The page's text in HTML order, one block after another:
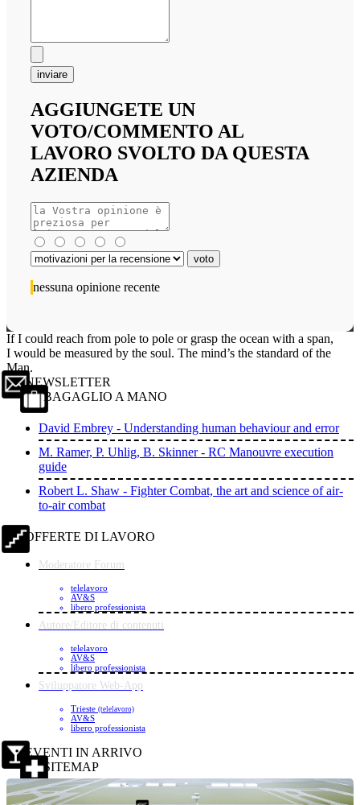
inviare
AGGIUNGETE UN
VOTO/COMMENTO AL
LAVORO SVOLTO DA QUESTA
AZIENDA
nessuna opinione recente
If I could reach from pole to pole or grasp the ocean with a span,
I would be measured by the soul. The mind’s the standard of the
Man.
NEWSLETTER
BAGAGLIO A MANO
David Embrey - Understanding human behaviour and error
M. Ramer, P. Uhlig, B. Skinner - RC Manouvre execution
guide
Robert L. Shaw - Fighter Combat, the art and science of air-
to-air combat
OFFERTE DI LAVORO
Moderatore Forum
telelavoro
AV&S
libero professionista
Autore/Editore di contenuti
telelavoro
AV&S
libero professionista
Sviluppatore Web-App
Trieste (telelavoro)
AV&S
libero professionista
EVENTI IN ARRIVO
SITEMAP